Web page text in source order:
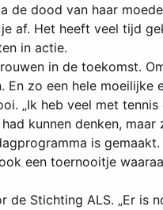
de dood van haar
af. Het heeft veel tijd
in actie.
in de toekomst.
En zo een hele
„Ik heb veel met
kunnen denken,
is
een toernooitje
Stichting ALS. „Er